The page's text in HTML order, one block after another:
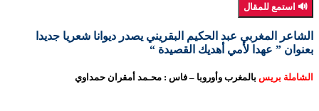
🔊 استمع للمقال
الشاعر المغربي عبد الحكيم البقريني يصدر ديوانا شعريا جديدا
بعنوان ” عهدا لأمي أهديك القصيدة “
الشاملة بريس بالمغرب وأوروبا – فاس : محـمد أمقران حمداوي